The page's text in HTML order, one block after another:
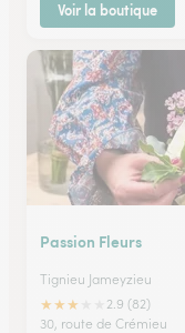
Voir la boutique
Passion Fleurs
Tignieu Jameyzieu
★★★
2.9 (82)
30, route de Crémieu